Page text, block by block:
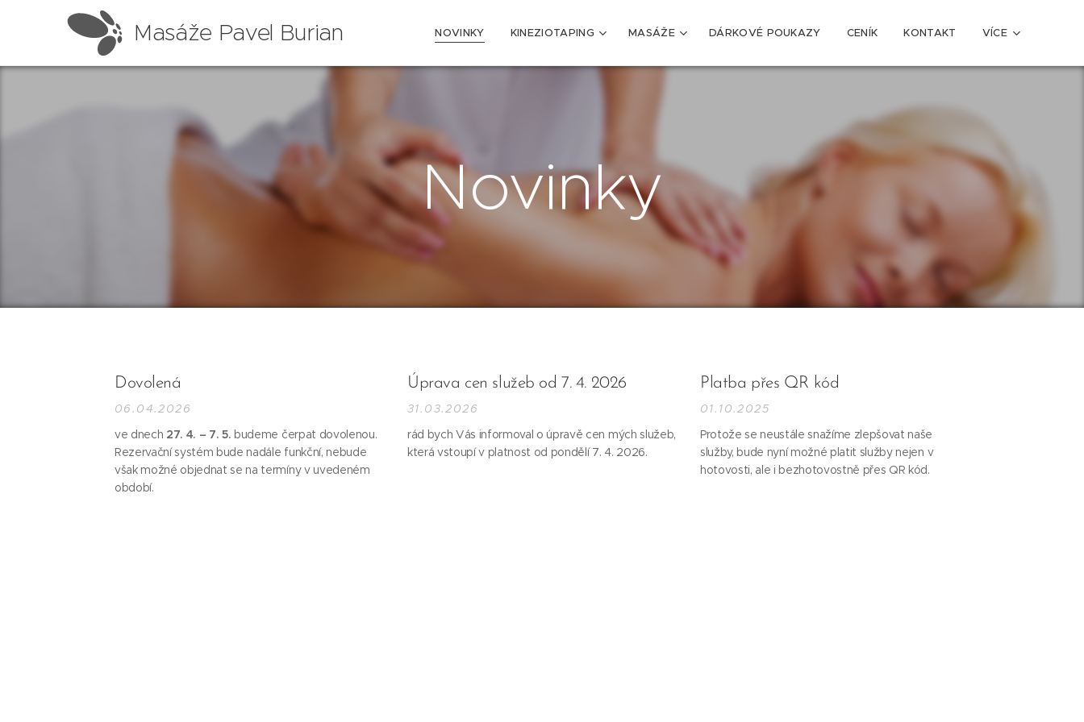
Masáže Pavel Burian NOVINKY KINEZIOTAPING MASÁŽE DÁRKOVÉ POUKAZY CENÍK KONTAKT VÍCE
Novinky
Dovolená
06.04.2026
ve dnech 27. 4. – 7. 5. budeme čerpat dovolenou.
Rezervační systém bude nadále funkční, nebude
však možné objednat se na termíny v uvedeném
období.
Úprava cen služeb od 7. 4. 2026
31.03.2026
rád bych Vás informoval o úpravě cen mých služeb,
která vstoupí v platnost od pondělí 7. 4. 2026.
Platba přes QR kód
01.10.2025
Protože se neustále snažíme zlepšovat naše
služby, bude nyní možné platit služby nejen v
hotovosti, ale i bezhotovostně přes QR kód.